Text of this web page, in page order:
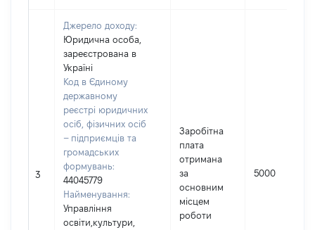
3
Джерело доходу:
Юридична особа,
зареєстрована в
Україні
Код в Єдиному
державному
реєстрі юридичних
осіб, фізичних осіб
– підприємців та
громадських
формувань:
44045779
Найменування:
Управління
освіти,культури,
Заробітна
плата
отримана
за
основним
місцем
роботи
5000